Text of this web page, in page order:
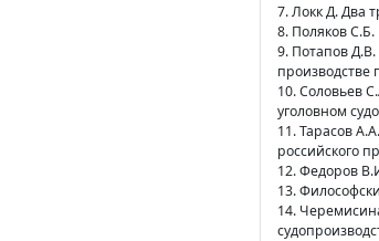
7. Локк Д. Два
8. Поляков
9. Потапов
производстве
10. Соловьев
уголовном
11. Тарасов
российского
12. Федоров
13.
14.